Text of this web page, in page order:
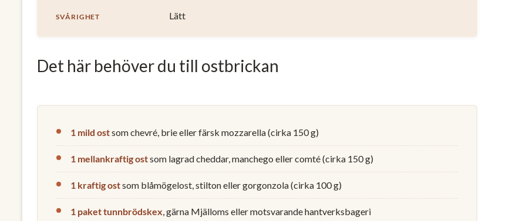
SVÅRIGHET Lätt
Det här behöver du till ostbrickan
1 mild ostsom chevré, brie eller färsk mozzarella (cirka 150 g)
1 mellankraftig ostsom lagrad cheddar, manchego eller comté (cirka 150 g)
1 kraftig ostsom blåmögelost, stilton eller gorgonzola (cirka 100 g)
1 paket tunnbrödskex, gärna Mjälloms eller motsvarande hantverksbageri